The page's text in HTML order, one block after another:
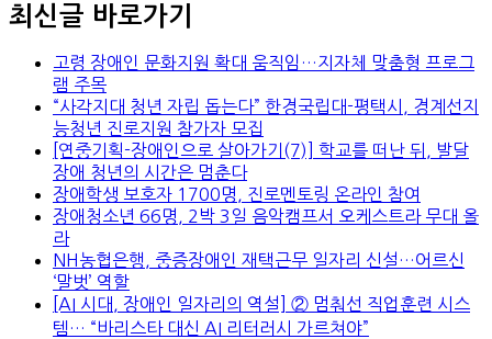
최신글 바로가기
고령 장애인 문화지원 확대 움직임…지자체 맞춤형 프로그
램 주목
“사각지대 청년 자립 돕는다” 한경국립대-평택시, 경계선지
능청년 진로지원 참가자 모집
[연중기획-장애인으로 살아가기(7)] 학교를 떠난 뒤, 발달
장애 청년의 시간은 멈춘다
장애학생 보호자 1700명, 진로멘토링 온라인 참여
장애청소년 66명, 2박 3일 음악캠프서 오케스트라 무대 올
라
NH농협은행, 중증장애인 재택근무 일자리 신설…어르신
‘말벗’ 역할
[AI 시대, 장애인 일자리의 역설] ② 멈춰선 직업훈련 시스
템… “바리스타 대신 AI 리터러시 가르쳐야”